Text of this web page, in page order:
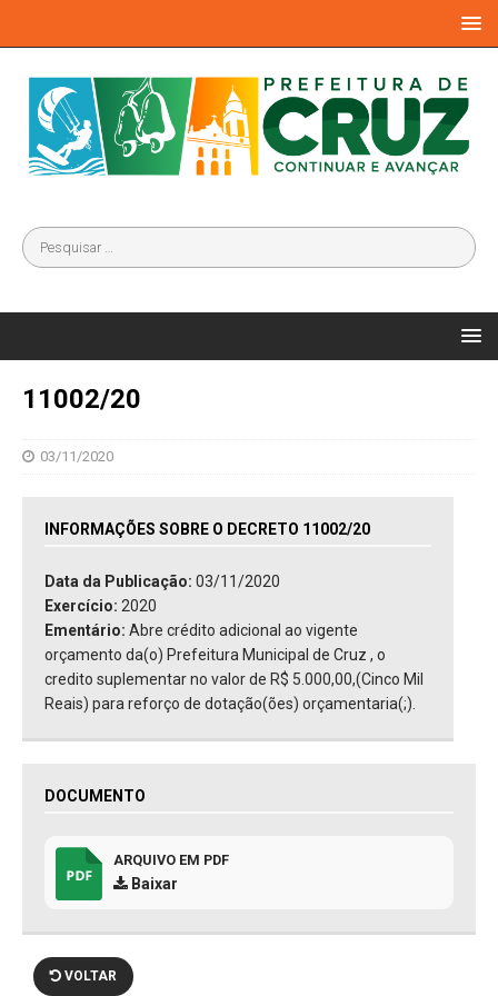
11002/20
03/11/2020
INFORMAÇÕES SOBRE O DECRETO 11002/20
Data da Publicação: 03/11/2020
Exercício: 2020
Ementário: Abre crédito adicional ao vigente
orçamento da(o) Prefeitura Municipal de Cruz , o
credito suplementar no valor de R$ 5.000,00,(Cinco Mil
Reais) para reforço de dotação(ões) orçamentaria(;).
DOCUMENTO
ARQUIVO EM PDF
Baixar
VOLTAR